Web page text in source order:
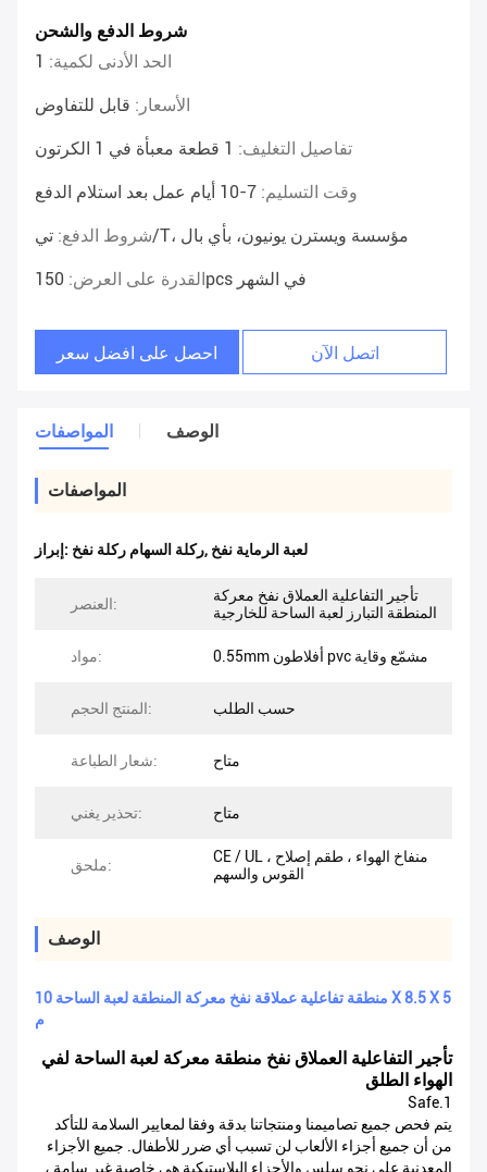
شروط الدفع والشحن
الحد الأدنى لكمية: 1
الأسعار: قابل للتفاوض
تفاصيل التغليف: 1 قطعة معبأة في 1 الكرتون
وقت التسليم: 7-10 أيام عمل بعد استلام الدفع
شروط الدفع: تي/T، مؤسسة ويسترن يونيون، بأي بال
القدرة على العرض: 150pcs في الشهر
احصل على افضل سعر اتصل الآن
المواصفات الوصف
المواصفات
إبراز: ركلة السهام ركلة نفخ, لعبة الرماية نفخ
العنصر:
تأجير التفاعلية العملاق نفخ معركة
المنطقة التبارز لعبة الساحة للخارجية
مواد: 0.55mm أفلاطون pvc مشمّع وقاية
المنتج الحجم: حسب الطلب
شعار الطباعة: متاح
تحذير يغني: متاح
ملحق:
CE / UL منفاخ الهواء ، طقم إصلاح ،
القوس والسهم
الوصف
منطقة تفاعلية عملاقة نفخ معركة المنطقة لعبة الساحة 10 X 8.5 X 5
م
تأجير التفاعلية العملاق نفخ منطقة معركة لعبة الساحة لفي
الهواء الطلق
1.Safe
يتم فحص جميع تصاميمنا ومنتجاتنا بدقة وفقا لمعايير السلامة للتأكد
من أن جميع أجزاء الألعاب لن تسبب أي ضرر للأطفال. جميع الأجزاء
المعدنية على نحو سلس والأجزاء البلاستيكية هي خاصية غير سامة ،